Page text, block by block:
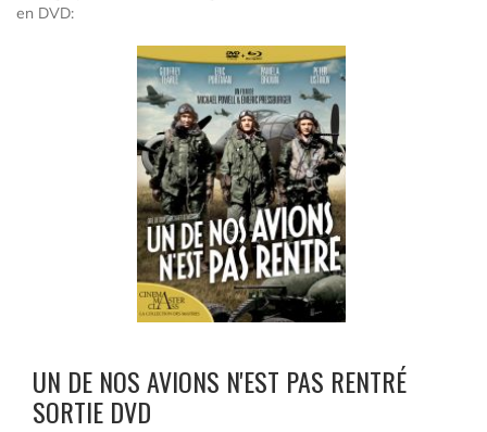
en DVD:
UN DE NOS AVIONS N'EST PAS RENTRÉ
SORTIE DVD